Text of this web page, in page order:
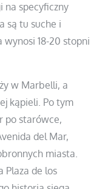
na specyficzny
są tu suche i
18-20 stopni
w Marbelli, a
kąpieli. Po tym
po starówce,
del Mar,
miasta.
Plaza de los